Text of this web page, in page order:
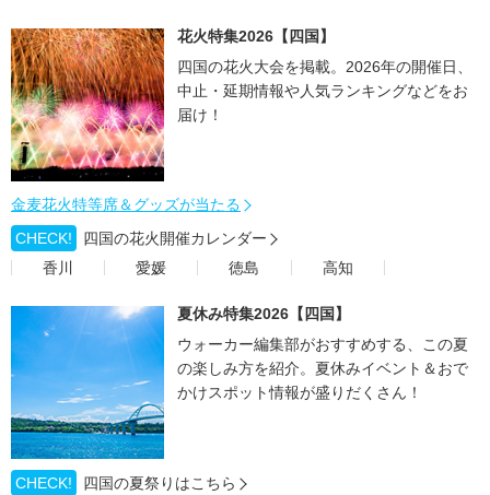
花火特集2026【四国】
四国の花火大会を掲載。2026年の開催日、
中止・延期情報や人気ランキングなどをお
届け！
金麦花火特等席＆グッズが当たる
CHECK!
四国の花火開催カレンダー
香川
愛媛 徳島 高知
夏休み特集2026【四国】
ウォーカー編集部がおすすめする、この夏
の楽しみ方を紹介。夏休みイベント＆おで
かけスポット情報が盛りだくさん！
CHECK!
四国の夏祭りはこちら